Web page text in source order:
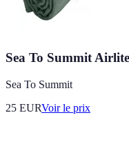
Sea To Summit
Sea To Summit
25 EURVoir le prix